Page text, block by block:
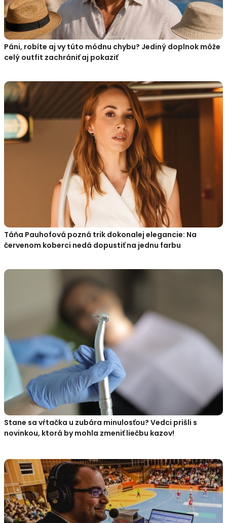
Páni, robíte aj vy túto módnu chybu? Jediný doplnok môže
celý outfit zachrániť aj pokaziť
Táňa Pauhofová pozná trik dokonalej elegancie: Na
červenom koberci nedá dopustiť na jednu farbu
Stane sa vŕtačka u zubára minulosťou? Vedci prišli s
novinkou, ktorá by mohla zmeniť liečbu kazov!